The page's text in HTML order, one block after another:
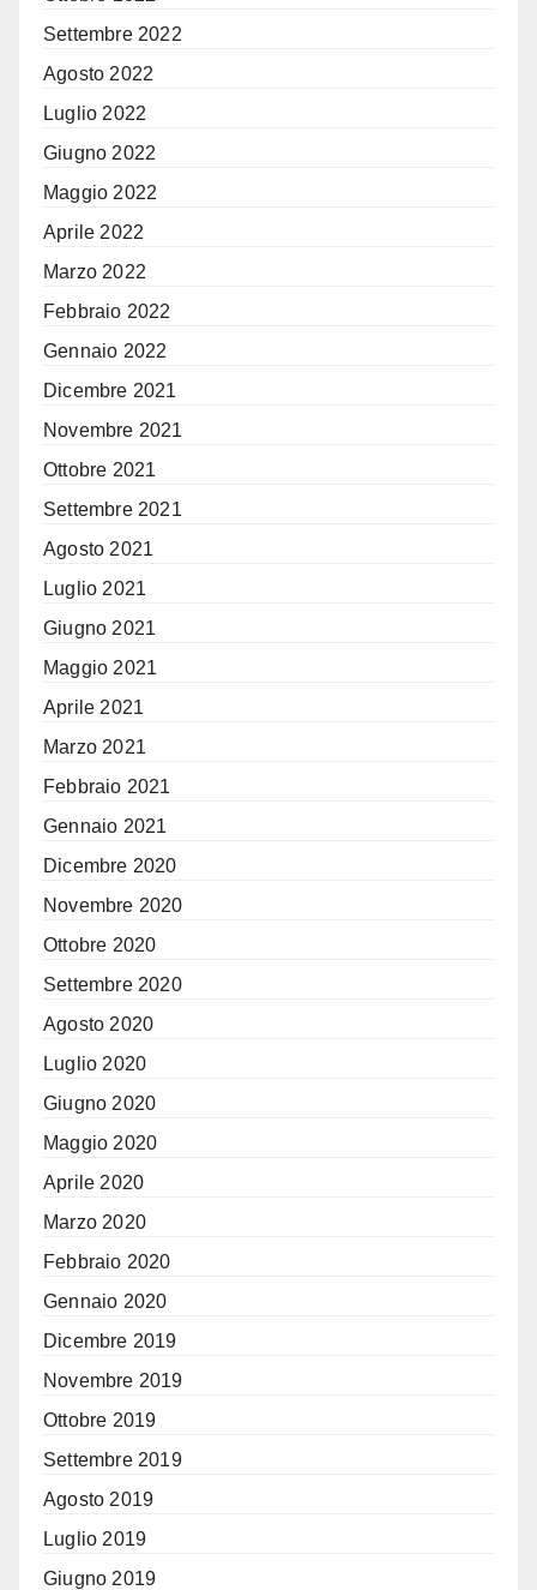
Settembre 2022
Agosto 2022
Luglio 2022
Giugno 2022
Maggio 2022
Aprile 2022
Marzo 2022
Febbraio 2022
Gennaio 2022
Dicembre 2021
Novembre 2021
Ottobre 2021
Settembre 2021
Agosto 2021
Luglio 2021
Giugno 2021
Maggio 2021
Aprile 2021
Marzo 2021
Febbraio 2021
Gennaio 2021
Dicembre 2020
Novembre 2020
Ottobre 2020
Settembre 2020
Agosto 2020
Luglio 2020
Giugno 2020
Maggio 2020
Aprile 2020
Marzo 2020
Febbraio 2020
Gennaio 2020
Dicembre 2019
Novembre 2019
Ottobre 2019
Settembre 2019
Agosto 2019
Luglio 2019
Giugno 2019